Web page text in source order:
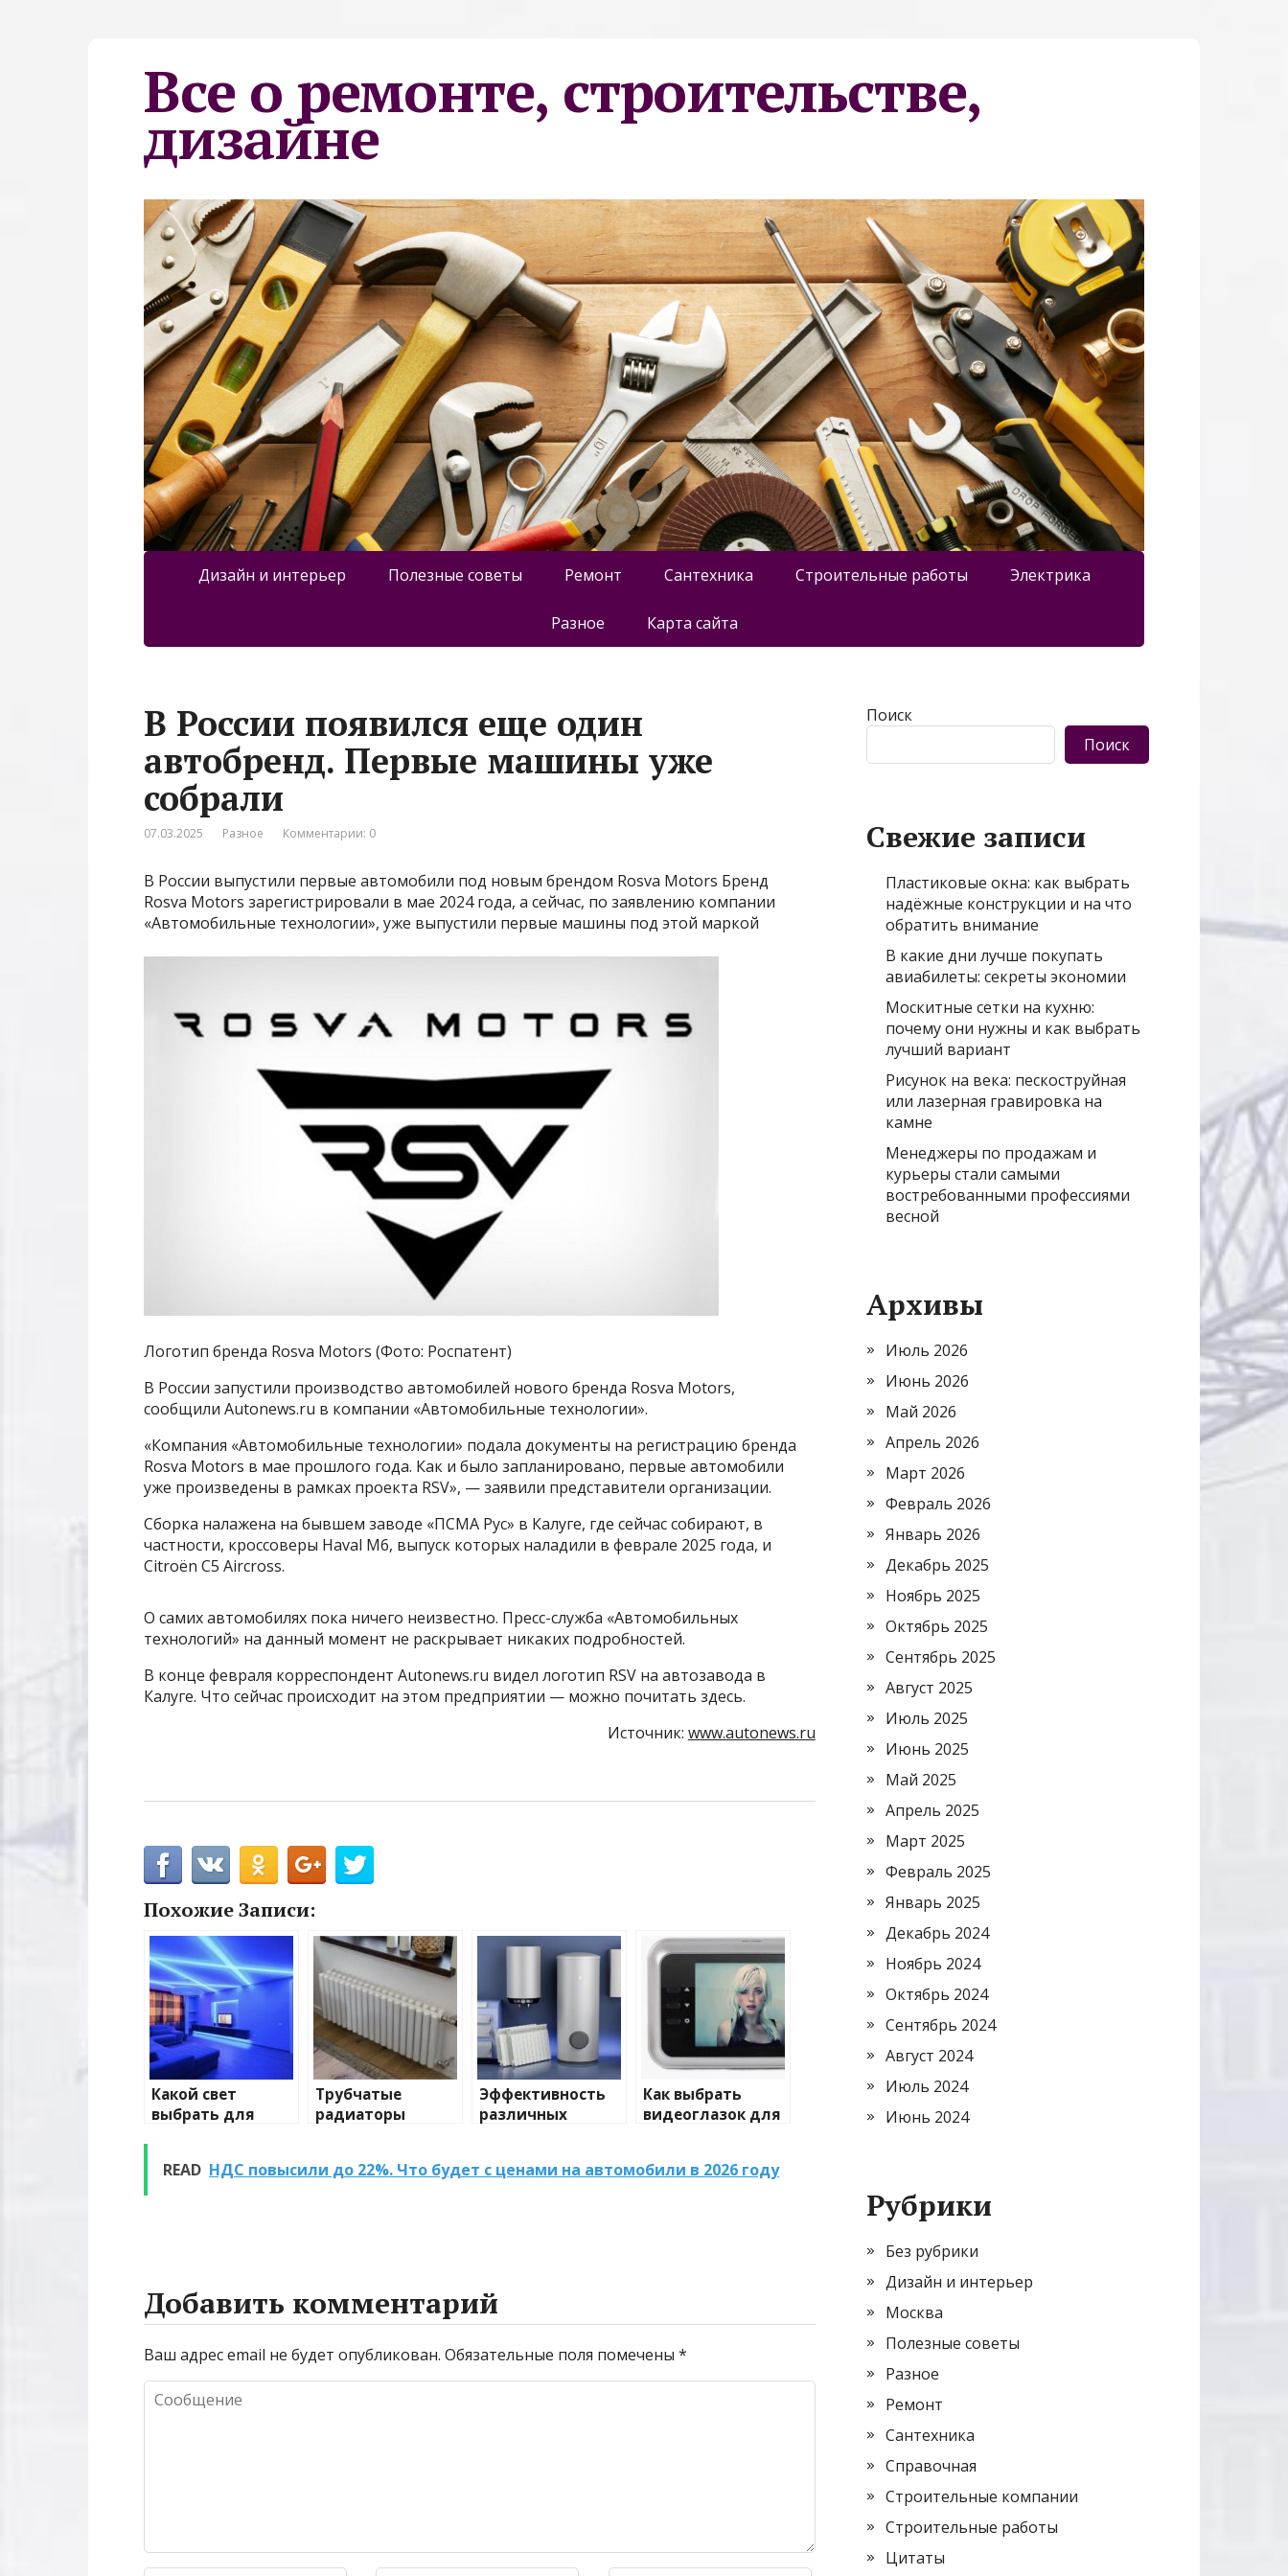
Все о ремонте, строительстве,
дизайне
Дизайн и интерьер Полезные советы Ремонт Сантехника Строительные работы Электрика
Разное Карта сайта
В России появился еще один
автобренд. Первые машины уже
собрали
07.03.2025 Разное Комментарии: 0
В России выпустили первые автомобили под новым брендом Rosva Motors Бренд
Rosva Motors зарегистрировали в мае 2024 года, а сейчас, по заявлению компании
«Автомобильные технологии», уже выпустили первые машины под этой маркой
Логотип бренда Rosva Motors (Фото: Роспатент)
В России запустили производство автомобилей нового бренда Rosva Motors,
сообщили Autonews.ru в компании «Автомобильные технологии».
«Компания «Автомобильные технологии» подала документы на регистрацию бренда
Rosva Motors в мае прошлого года. Как и было запланировано, первые автомобили
уже произведены в рамках проекта RSV», — заявили представители организации.
Сборка налажена на бывшем заводе «ПСМА Рус» в Калуге, где сейчас собирают, в
частности, кроссоверы Haval M6, выпуск которых наладили в феврале 2025 года, и
Citroёn C5 Aircross.
О самих автомобилях пока ничего неизвестно. Пресс-служба «Автомобильных
технологий» на данный момент не раскрывает никаких подробностей.
В конце февраля корреспондент Autonews.ru видел логотип RSV на автозавода в
Калуге. Что сейчас происходит на этом предприятии — можно почитать здесь.
Источник: www.autonews.ru
Похожие Записи:
Какой свет
выбрать для
Трубчатые
радиаторы
Эффективность
различных
очистке и
Как выбрать
видеоглазок для
READ НДС повысили до 22%. Что будет с ценами на автомобили в 2026 году
Добавить комментарий
Ваш адрес email не будет опубликован. Обязательные поля помечены *
Поиск
Поиск
Свежие записи
Пластиковые окна: как выбрать
надёжные конструкции и на что
обратить внимание
В какие дни лучше покупать
авиабилеты: секреты экономии
Москитные сетки на кухню:
почему они нужны и как выбрать
лучший вариант
Рисунок на века: пескоструйная
или лазерная гравировка на
камне
Менеджеры по продажам и
курьеры стали самыми
востребованными профессиями
весной
Архивы
Июль 2026
Июнь 2026
Май 2026
Апрель 2026
Март 2026
Февраль 2026
Январь 2026
Декабрь 2025
Ноябрь 2025
Октябрь 2025
Сентябрь 2025
Август 2025
Июль 2025
Июнь 2025
Май 2025
Апрель 2025
Март 2025
Февраль 2025
Январь 2025
Декабрь 2024
Ноябрь 2024
Октябрь 2024
Сентябрь 2024
Август 2024
Июль 2024
Июнь 2024
Рубрики
Без рубрики
Дизайн и интерьер
Москва
Полезные советы
Разное
Ремонт
Сантехника
Справочная
Строительные компании
Строительные работы
Цитаты